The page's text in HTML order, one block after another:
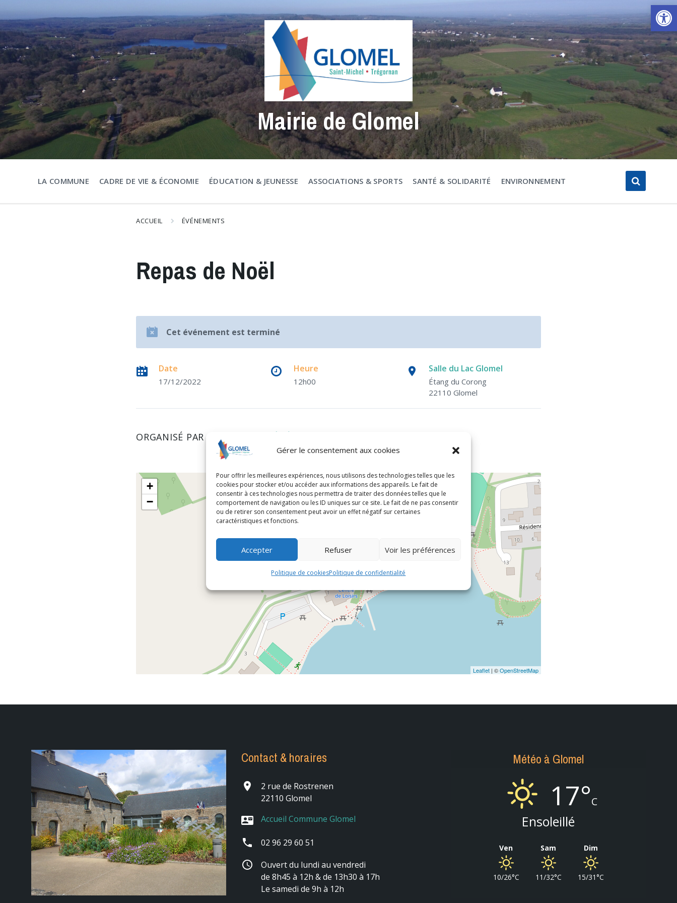
Ouvrir la barre d’outils
Gérer le consentement aux cookies
Pour offrir les meilleures expériences, nous utilisons des technologies telles que les
cookies pour stocker et/ou accéder aux informations des appareils. Le fait de
consentir à ces technologies nous permettra de traiter des données telles que le
comportement de navigation ou les ID uniques sur ce site. Le fait de ne pas consentir
ou de retirer son consentement peut avoir un effet négatif sur certaines
caractéristiques et fonctions.
Accepter Refuser Voir les préférences
Politique de cookiesPolitique de confidentialité
au
contenu
la
navigation
principale
au
pied
de
page
Mairie de Glomel
LA COMMUNE CADRE DE VIE & ÉCONOMIE ÉDUCATION & JEUNESSE ASSOCIATIONS & SPORTS SANTÉ & SOLIDARITÉ ENVIRONNEMENT
ACCUEIL ÉVÉNEMENTS
Repas de Noël
Cet événement est terminé
Date
17/12/2022
Heure
12h00
Salle du Lac Glomel
Étang du Corong
22110 Glomel
ORGANISÉ PAR LE CLUB DES AÎNÉS RURAUX DE GLOMEL
+
−
Leaflet| ©OpenStreetMap
Contact & horaires
place
2 rue de Rostrenen
22110 Glomel
contact_mail Accueil Commune Glomel
phone 02 96 29 60 51
schedule
Ouvert du lundi au vendredi
de 8h45 à 12h & de 13h30 à 17h
Le samedi de 9h à 12h
Météo à Glomel
17°C
Ensoleillé
Ven
10/26°C
Sam
11/32°C
Dim
15/31°C